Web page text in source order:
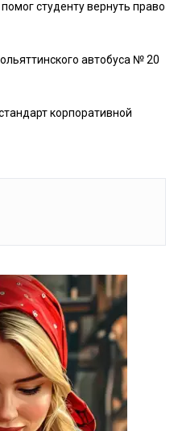
студенту вернуть право
автобуса № 20
корпоративной